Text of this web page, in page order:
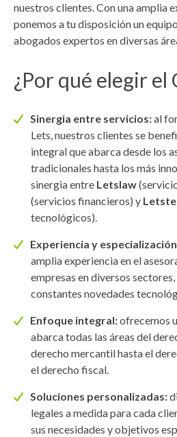
nuestros clientes. Con una amplia
ponemos a tu disposición un
abogados expertos en diversas
¿Por qué elegir el
Sinergia entre servicios:al
Lets, nuestros clientes se
integral que abarca desde los
tradicionales hasta los más
sinergia entre Letslaw
(servicios financieros) y
tecnológicos).
Experiencia y
amplia experiencia en el
empresas en diversos
constantes novedades
Enfoque integral:ofrecemos
abarca todas las áreas del
derecho mercantil hasta el
el derecho fiscal.
Soluciones personalizadas:
legales a medida para cada
sus necesidades y objetivos